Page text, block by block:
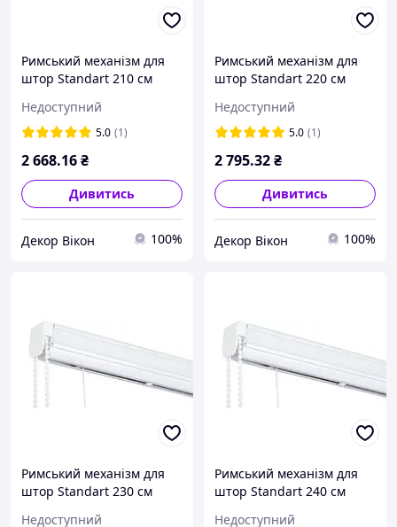
Римський механізм для
штор Standart 210 см
Недоступний
5.0 (1)
2 668.16₴
Дивитись
Декор Вікон 100%
Римський механізм для
штор Standart 220 см
Недоступний
5.0 (1)
2 795.32₴
Дивитись
Декор Вікон 100%
Римський механізм для
штор Standart 230 см
Недоступний
Римський механізм для
штор Standart 240 см
Недоступний